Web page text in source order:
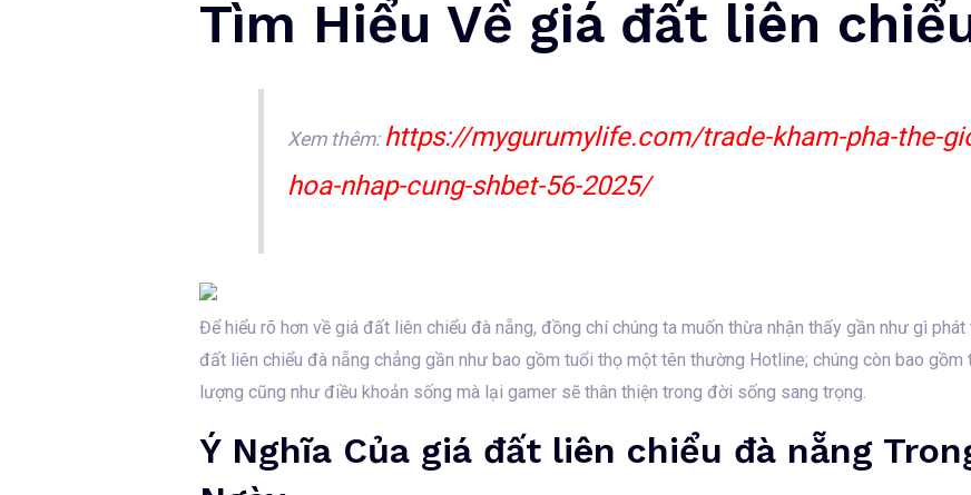
Tìm Hiểu Về giá đất liên
Xem thêm: https://mygurumylife.com/trade-kham-pha-the-
hoa-nhap-cung-shbet-56-2025/
Để hiểu rõ hơn về giá đất liên chiểu đà nẵng, đồng chí chúng ta muốn thừa nhận thấy gần như gì
đất liên chiểu đà nẵng chẳng gần như bao gồm tuổi thọ một tên thường Hotline; chúng còn bao gồm
lượng cũng như điều khoản sống mà lại gamer sẽ thân thiện trong đời sống sang trọng.
Ý Nghĩa Của giá đất liên chiểu đà nẵng